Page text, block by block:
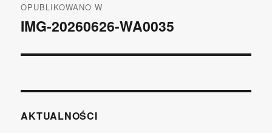
wpisu
OPUBLIKOWANO W
IMG-20260626-WA0035
AKTUALNOŚCI